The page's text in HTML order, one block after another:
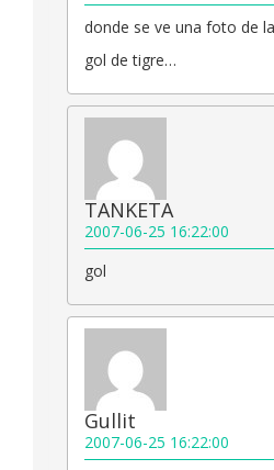
donde se ve una foto de
gol de tigre…
TANKETA
2007-06-25 16:22:00
gol
Gullit
2007-06-25 16:22:00